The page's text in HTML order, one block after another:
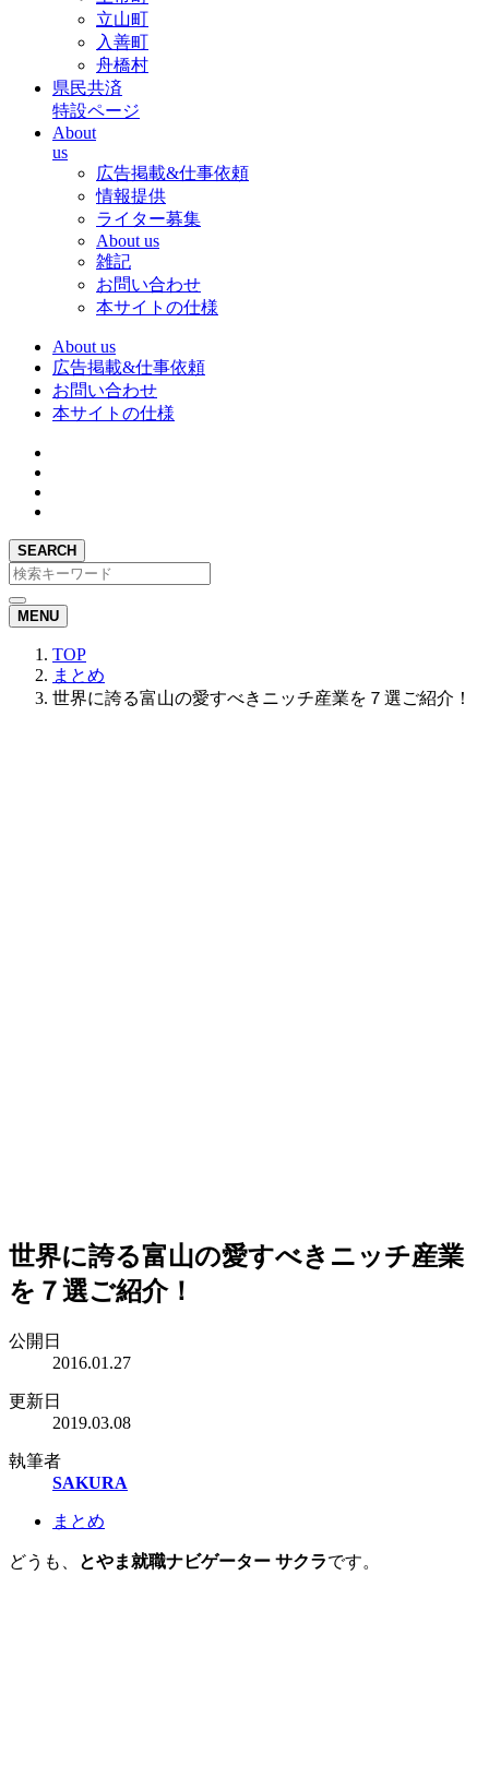
立山町
入善町
舟橋村
県民共済
特設ページ
About
us
広告掲載&仕事依頼
情報提供
ライター募集
About us
雑記
お問い合わせ
本サイトの仕様
About us
広告掲載&仕事依頼
お問い合わせ
本サイトの仕様
SEARCH
MENU
TOP
まとめ
世界に誇る富山の愛すべきニッチ産業を７選ご紹介！
世界に誇る富山の愛すべきニッチ産業
を７選ご紹介！
公開日
2016.01.27
更新日
2019.03.08
執筆者
SAKURA
まとめ
どうも、 とやま就職ナビゲーター サクラです。